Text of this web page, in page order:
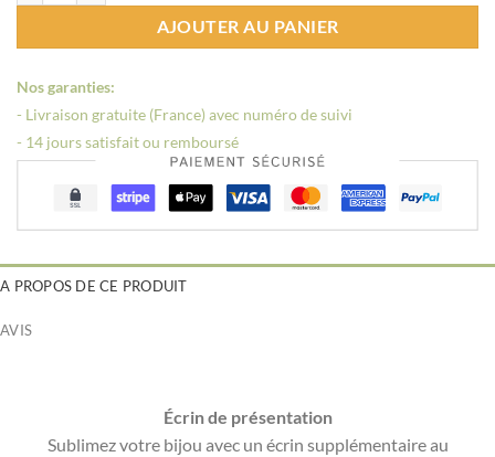
AJOUTER AU PANIER
Nos garanties:
- Livraison gratuite (France) avec numéro de suivi
- 14 jours satisfait ou remboursé
A PROPOS DE CE PRODUIT
AVIS
Écrin de présentation
Sublimez votre bijou avec un écrin supplémentaire au